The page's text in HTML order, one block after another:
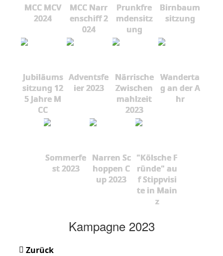
MCC MCV
2024
MCC Narr
enschiff 2
024
Prunkfre
mdensitz
ung
Birnbaum
sitzung
Jubiläums
sitzung 12
5 Jahre M
CC
Adventsfe
ier 2023
Närrische
Zwischen
mahlzeit
2023
Wanderta
g an der A
hr
Sommerfe
st 2023
Narren Sc
hoppen C
up 2023
"Kölsche F
ründe" au
f Stippvisi
te in Main
z
Kampagne 2023
Zurück